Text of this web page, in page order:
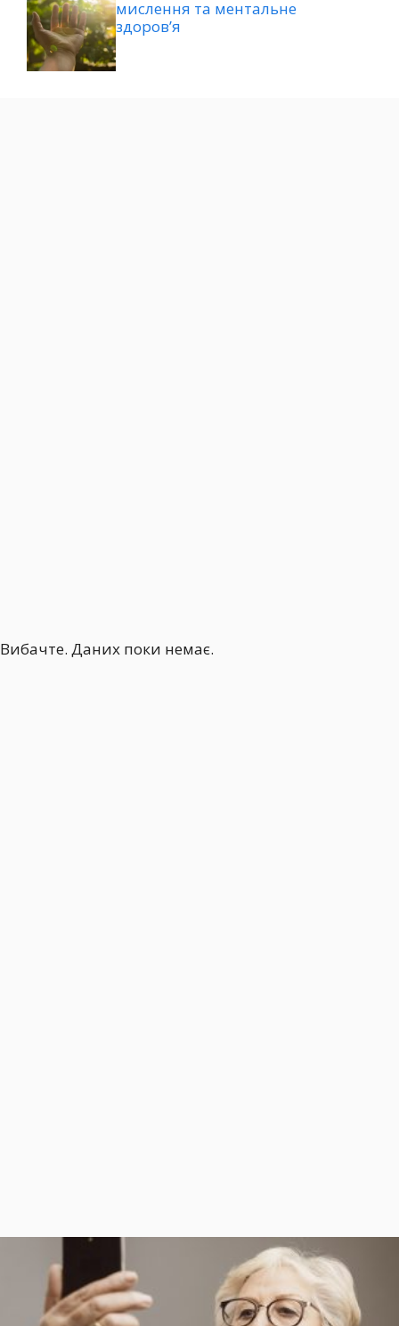
мислення та ментальне
здоров’я
Вибачте. Даних поки немає.